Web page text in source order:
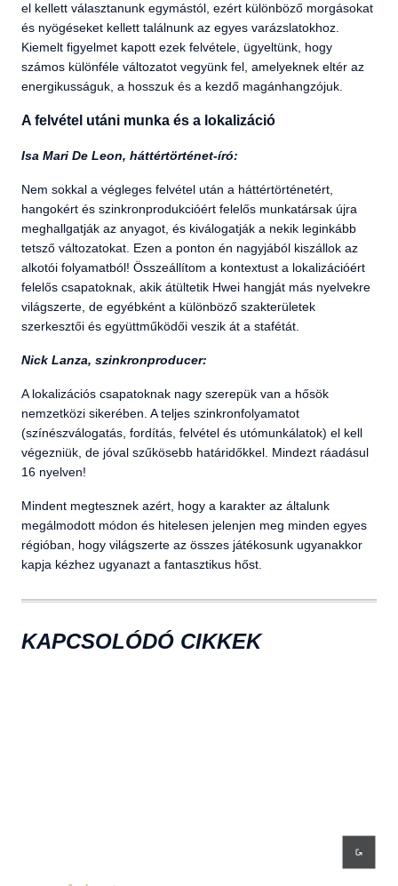
el kellett választanunk egymástól, ezért különböző morgásokat
és nyögéseket kellett találnunk az egyes varázslatokhoz.
Kiemelt figyelmet kapott ezek felvétele, ügyeltünk, hogy
számos különféle változatot vegyünk fel, amelyeknek eltér az
energikusságuk, a hosszuk és a kezdő magánhangzójuk.
A felvétel utáni munka és a lokalizáció
Isa Mari De Leon, háttértörténet-író:
Nem sokkal a végleges felvétel után a háttértörténetért,
hangokért és szinkronprodukcióért felelős munkatársak újra
meghallgatják az anyagot, és kiválogatják a nekik leginkább
tetsző változatokat. Ezen a ponton én nagyjából kiszállok az
alkotói folyamatból! Összeállítom a kontextust a lokalizációért
felelős csapatoknak, akik átültetik Hwei hangját más nyelvekre
világszerte, de egyébként a különböző szakterületek
szerkesztői és együttműködői veszik át a stafétát.
Nick Lanza, szinkronproducer:
A lokalizációs csapatoknak nagy szerepük van a hősök
nemzetközi sikerében. A teljes szinkronfolyamatot
(színészválogatás, fordítás, felvétel és utómunkálatok) el kell
végezniük, de jóval szűkösebb határidőkkel. Mindezt ráadásul
16 nyelven!
Mindent megtesznek azért, hogy a karakter az általunk
megálmodott módon és hitelesen jelenjen meg minden egyes
régióban, hogy világszerte az összes játékosunk ugyanakkor
kapja kézhez ugyanazt a fantasztikus hőst.
KAPCSOLÓDÓ CIKKEK